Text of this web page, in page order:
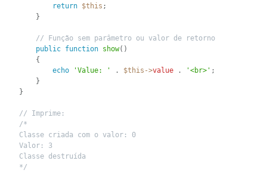
return $this ;
}
// Função sem parâmetro ou valor de retorno
public function show( )
{
echo
'Value: ' . $this ->value . '<br>' ;
}
}
// Imprime:
/*
Classe criada com o valor: 0
Valor: 3
Classe destruída
*/